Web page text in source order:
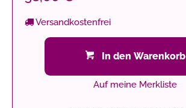
Versandkostenfrei
In den Warenkorb
Auf meine Merkliste